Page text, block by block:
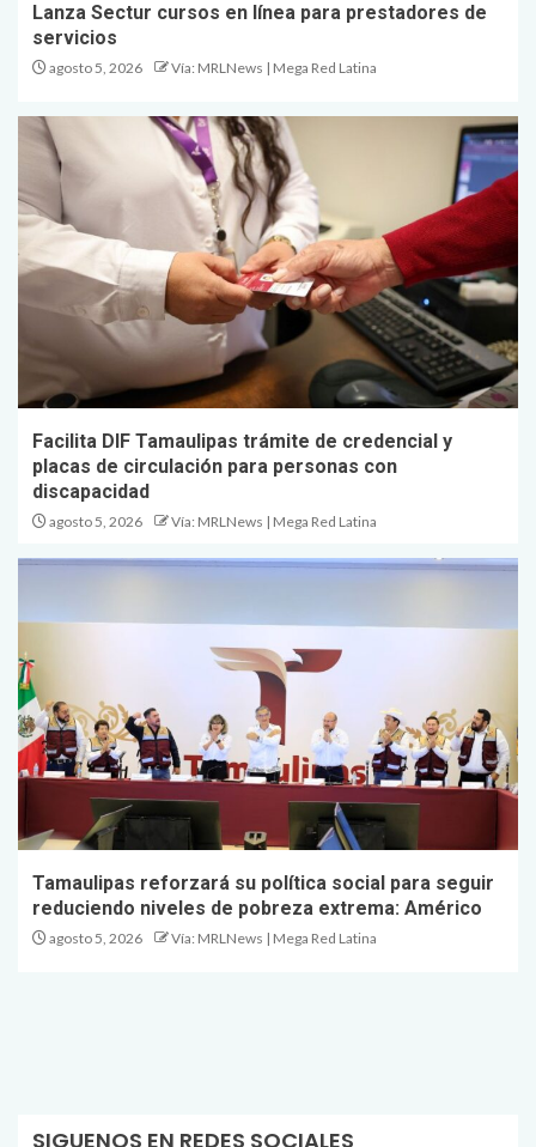
Lanza Sectur cursos en línea para prestadores de
servicios
agosto 5, 2026 Vía: MRLNews | Mega Red Latina
Facilita DIF Tamaulipas trámite de credencial y
placas de circulación para personas con
discapacidad
agosto 5, 2026 Vía: MRLNews | Mega Red Latina
Tamaulipas reforzará su política social para seguir
reduciendo niveles de pobreza extrema: Américo
agosto 5, 2026 Vía: MRLNews | Mega Red Latina
SIGUENOS EN REDES SOCIALES